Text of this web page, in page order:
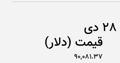
قیمت (دلار)
90,081.37